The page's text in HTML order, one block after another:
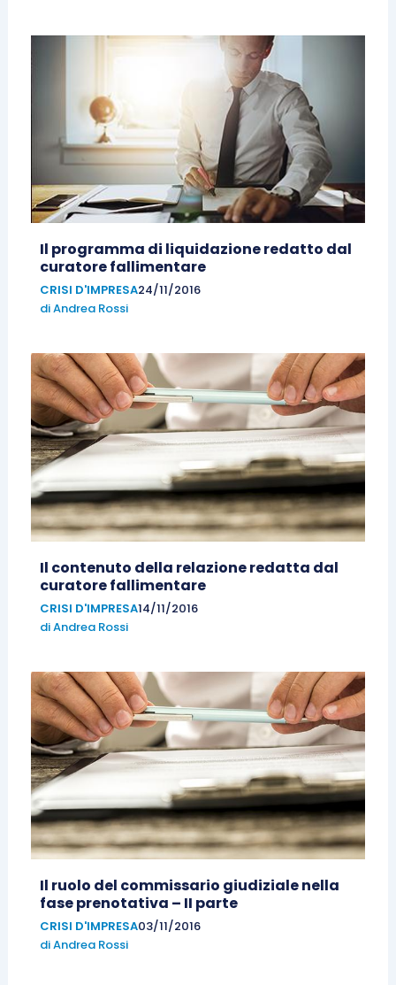
Il programma di liquidazione redatto dal
curatore fallimentare
CRISI D'IMPRESA24/11/2016
diAndrea Rossi
Il contenuto della relazione redatta dal
curatore fallimentare
CRISI D'IMPRESA14/11/2016
diAndrea Rossi
Il ruolo del commissario giudiziale nella
fase prenotativa – II parte
CRISI D'IMPRESA03/11/2016
diAndrea Rossi